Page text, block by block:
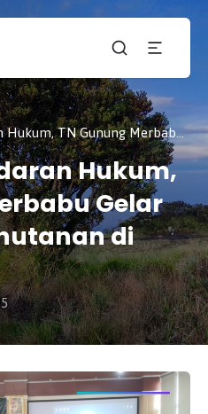
Merbabu Gelar Sosialisasi Kehutanan di Selo, Boyolali
Hukum,
Gelar
di